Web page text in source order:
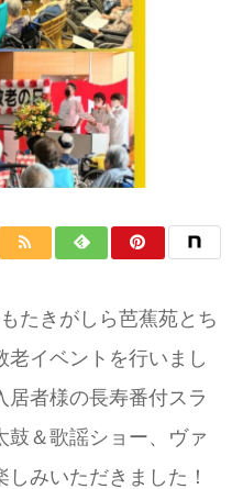
たきがしら芭蕉苑とち
老イベントを行いまし
居者様の長寿番付スラ
鼓＆歌謡ショー、ヴァ
みいただきました！